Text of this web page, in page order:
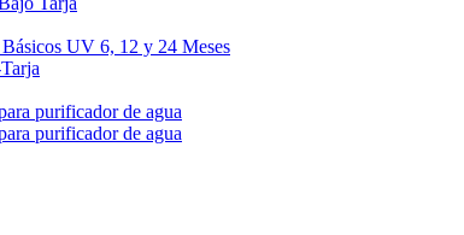
UV 6, 12 y 24 Meses
purificador de agua
purificador de agua